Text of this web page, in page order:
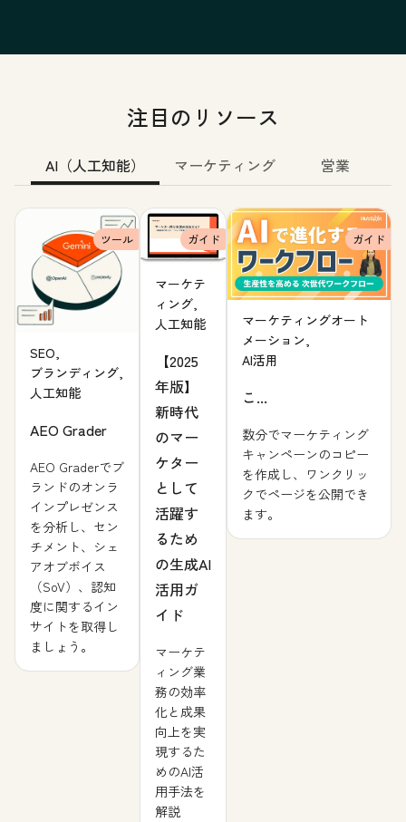
注目のリソース
AI（人工知能） マーケティング 営業
ツール
SEO,
ブランディング,
人工知能
AEO Grader
AEO Graderでブ
ランドのオンラ
インプレゼンス
を分析し、セン
チメント、シェ
アオブボイス
（SoV）、認知
度に関するイン
サイトを取得し
ましょう。
ガイド
マーケテ
ィング,
人工知能
【2025
年版】
新時代
のマー
ケター
として
活躍す
るため
の生成AI
活用ガ
イド
マーケテ
ィング業
務の効率
化と成果
向上を実
現するた
めのAI活
用手法を
解説
ガイド
マーケティングオート
メーション,
AI活用
こ...
数分でマーケティング
キャンペーンのコピー
を作成し、ワンクリッ
クでページを公開でき
ます。